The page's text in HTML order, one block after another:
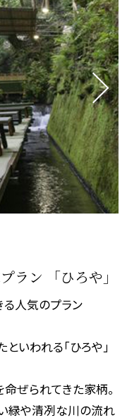
ラン 「ひろや」
人気のプラン
いわれる「ひろや」
ぜられてきた家柄。
緑や清冽な川の流れ